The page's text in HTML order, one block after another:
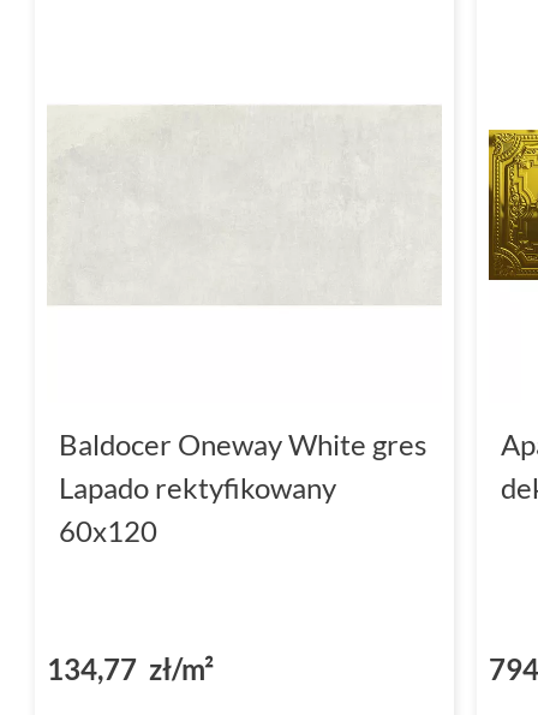
Baldocer Oneway White gres
Lapado rektyfikowany
60x120
134,77 zł/m²